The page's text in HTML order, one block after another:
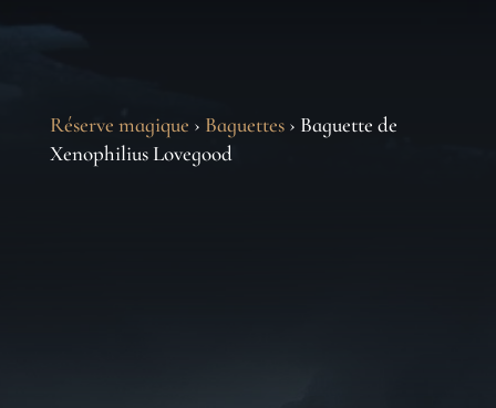
Réserve magique › Baguettes› Baguette de
Xenophilius Lovegood